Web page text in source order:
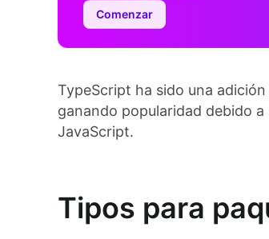
Comenzar
TypeScript ha sido una
ganando popularidad debido
JavaScript.
Tipos para